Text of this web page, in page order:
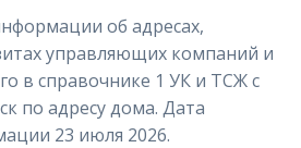
об адресах,
управляющих компаний и
в справочнике 1 УК и ТСЖ с
по адресу дома. Дата
23 июля 2026.